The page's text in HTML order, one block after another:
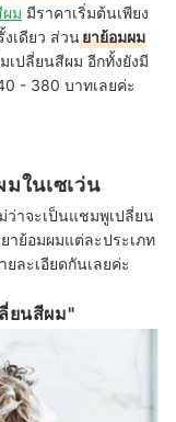
ม มีราคาเริ่มต้นเพียง
เดียว ส่วนยาย้อมผม
เปลี่ยนสีผม อีกทั้งยังมี
- 380 บาทเลยค่ะ
ในเซเว่น
ว่าจะเป็นแชมพูเปลี่ยน
าย้อมผมแต่ละประเภท
ละเอียดกันเลยค่ะ
ยนสีผม"